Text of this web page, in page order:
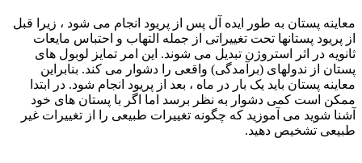
معاینه پستان به طور ایده آل پس از پریود انجام می شود ، زیرا قبل
از پریود پستانها تحت تغییراتی از جمله التهاب و احتباس مایعات
ثانویه در اثر استروژن تبدیل می شوند. این امر تمایز لوبول های
پستان از ندولهای (برآمدگی) واقعی را دشوار می کند. بنابراین
معاینه پستان باید یک بار در ماه ، بعد از پریود انجام شود. در ابتدا
ممکن است کمی دشوار به نظر برسد اما اگر با پستان های خود
آشنا شوید می آموزید که چگونه تغییرات طبیعی را از تغییرات غیر
طبیعی تشخیص دهید.